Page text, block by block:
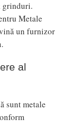
grinduri.
Metale
un furnizor
al
sunt metale